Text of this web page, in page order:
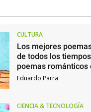
CULTURA
Los mejores
de todos los
poemas románticos
Eduardo Parra
CIENCIA & TECNOLOGÍA